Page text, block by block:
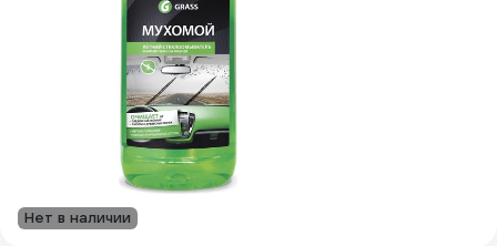
Нет в наличии